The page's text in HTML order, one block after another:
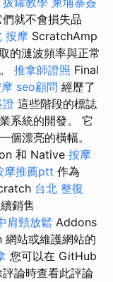
就不會損失品
按摩 ScratchAmp
的漣波頻率與正常
推拿師證照 Final
seo顧問 經歷了
這些階段的標誌
系統的開發。 它
個漂亮的橫幅。
和 Native 按摩
摩推薦ptt 作為
台北 整復
銷售
肩頸放鬆 Addons
站或維護網站的
您可以在 GitHub
論時查看此評論